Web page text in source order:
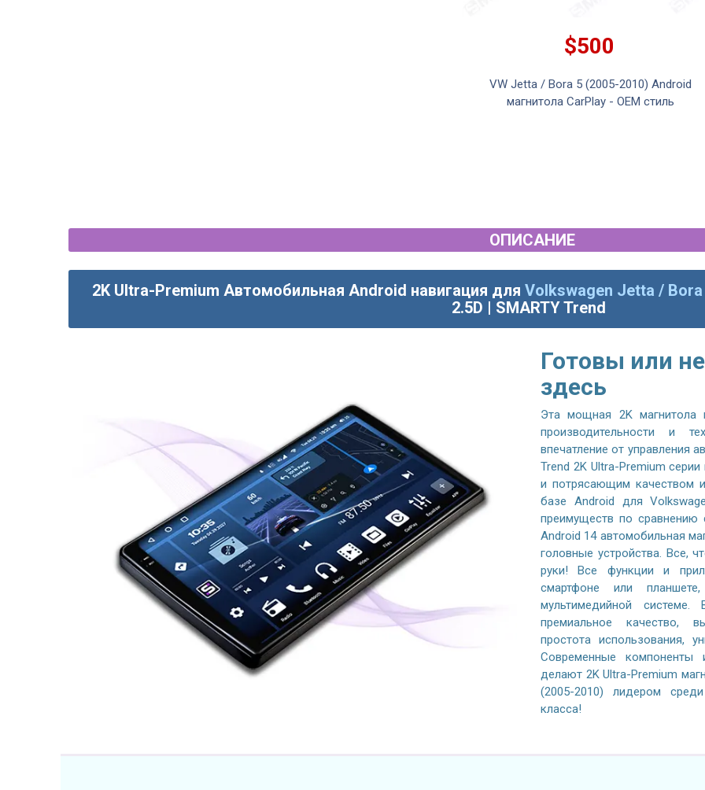
$500
VW Jetta / Bora 5 (2005-2010) Android
магнитола CarPlay - OEM стиль
ОПИСАНИЕ
2K Ultra-Premium Автомобильная Android навигация для Volkswagen Jetta / Bora
2.5D | SMARTY Trend
Готовы или
здесь
Эта мощная 2K
производительности и
впечатление от управления
Trend 2K Ultra-Premium
и потрясающим качеством
базе Android для
преимуществ по сравнению
Android 14 автомобильная
головные устройства. Все,
руки! Все функции и
смартфоне или
мультимедийной
премиальное качество,
простота использования,
Современные компоненты
делают 2K Ultra-Premium
(2005-2010) лидером
класса!